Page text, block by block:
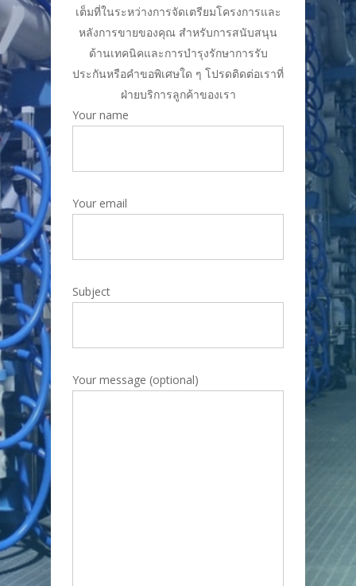
เต็มที่ในระหว่างการจัดเตรียมโครงการและ
หลังการขายของคุณ สำหรับการสนับสนุน
ด้านเทคนิคและการบำรุงรักษาการรับ
ประกันหรือคำขอพิเศษใด ๆ โปรดติดต่อเราที่
ฝ่ายบริการลูกค้าของเรา
Your name
Your email
Subject
Your message (optional)